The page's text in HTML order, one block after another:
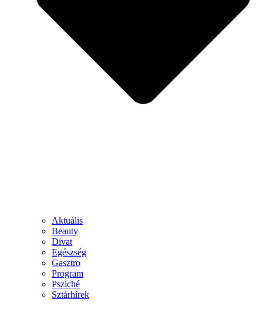
Aktuális
Beauty
Divat
Egészség
Gasztro
Program
Psziché
Sztárhírek